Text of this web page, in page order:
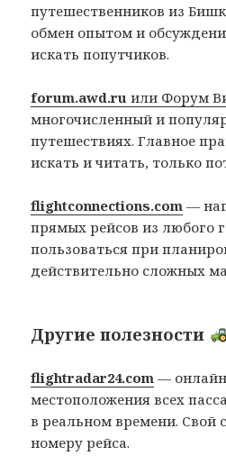
путешественников из
обмен опытом и
искать попутчиков.
forum.awd.ru или Форум
многочисленный и
путешествиях. Главное
искать и читать, только
flightconnections.com —
прямых рейсов из любого
пользоваться при
действительно сложных
Другие полезности
flightradar24.com —
местоположения всех
в реальном времени. Свой
номеру рейса.